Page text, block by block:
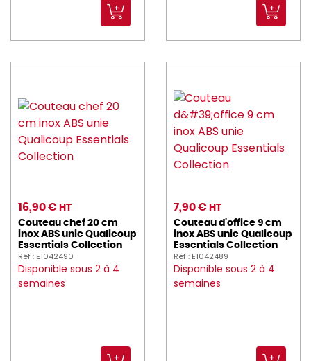
CARTY (6)
CGMP (15)
CHAUD_DEVANT (112)
choyer (6)
churchill (905)
CIF (7)
Cristal_d_Arques (4)
16,90 € HT
Couteau chef 20 cm
inox ABS unie Qualicoup
Essentials Collection
Réf : E1042490
Disponible sous 2 à 4
semaines
7,90 € HT
Couteau d'office 9 cm
inox ABS unie Qualicoup
Essentials Collection
Réf : E1042489
Disponible sous 2 à 4
semaines